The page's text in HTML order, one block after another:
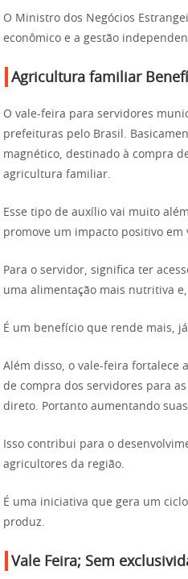
O Ministro dos Negócios
econômico e a gestão
Agricultura familiar
O vale-feira para servidores
prefeituras pelo Brasil.
magnético, destinado à compra
agricultura familiar.
Esse tipo de auxílio vai muito
promove um impacto positivo em
Para o servidor, significa ter
uma alimentação mais nutritiva
É um benefício que rende mais,
Além disso, o vale-feira fortalece
de compra dos servidores para
direto. Portanto aumentando
Isso contribui para o
agricultores da região.
É uma iniciativa que gera um
produz.
Vale Feira; Sem